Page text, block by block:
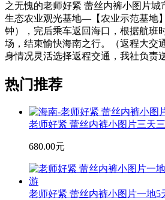
之无愧的老师好紧 蕾丝内裤小图片城
生态农业观光基地—【农业示范基地
钟），完后乘车返回海口，根据航班
场，结束愉快海南之行。（返程大交
身情况灵活选择返程交通，我社负责
热门推荐
老师好紧 蕾丝内裤小图片三天
680.00元
老师好紧 蕾丝内裤小图片一地5